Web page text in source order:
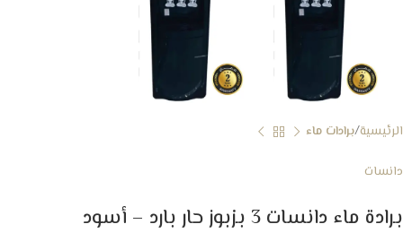
الرئيسية برادات ماء
دانسات
برادة ماء دانسات 3 بزبوز حار بارد – أسود